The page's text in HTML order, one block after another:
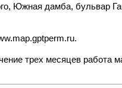
Южная дамба, бульвар
.
трех месяцев работа